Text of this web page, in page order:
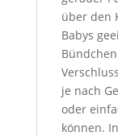
über den
Babys
je nach
oder
können.